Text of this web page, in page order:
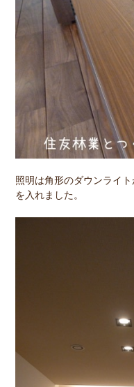
照明は角形のダウンライ
を入れました。